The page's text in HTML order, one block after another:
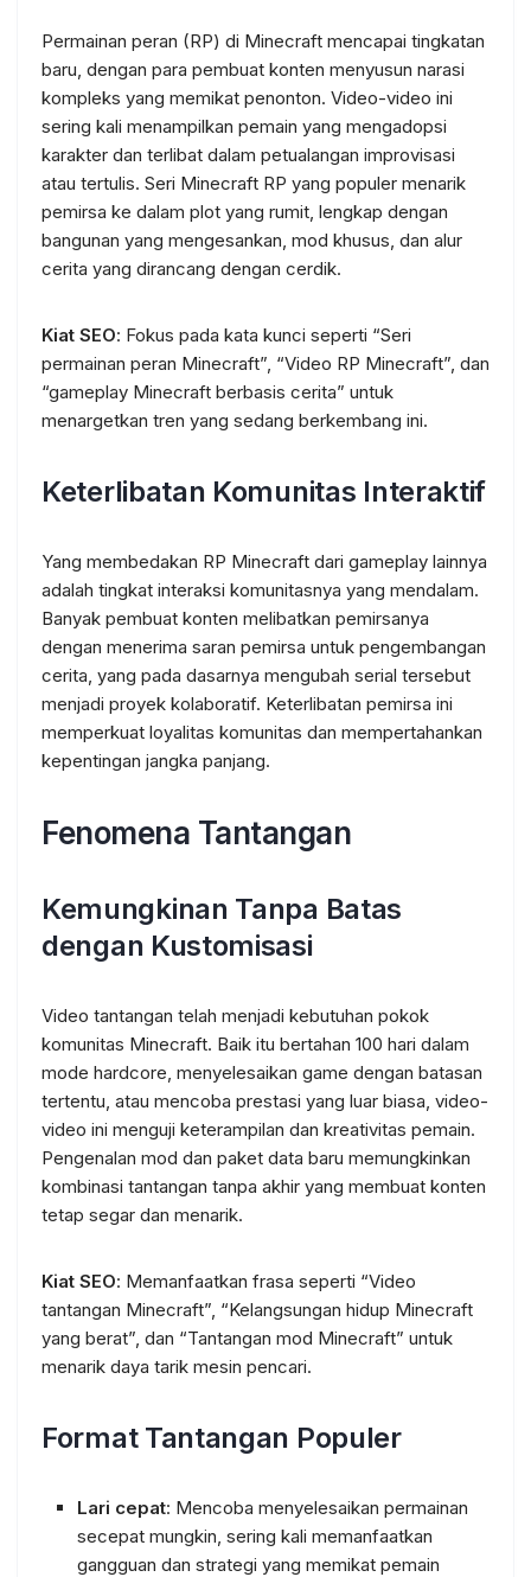
Permainan peran (RP) di Minecraft mencapai tingkatan
baru, dengan para pembuat konten menyusun narasi
kompleks yang memikat penonton. Video-video ini
sering kali menampilkan pemain yang mengadopsi
karakter dan terlibat dalam petualangan improvisasi
atau tertulis. Seri Minecraft RP yang populer menarik
pemirsa ke dalam plot yang rumit, lengkap dengan
bangunan yang mengesankan, mod khusus, dan alur
cerita yang dirancang dengan cerdik.
Kiat SEO: Fokus pada kata kunci seperti “Seri
permainan peran Minecraft”, “Video RP Minecraft”, dan
“gameplay Minecraft berbasis cerita” untuk
menargetkan tren yang sedang berkembang ini.
Keterlibatan Komunitas Interaktif
Yang membedakan RP Minecraft dari gameplay lainnya
adalah tingkat interaksi komunitasnya yang mendalam.
Banyak pembuat konten melibatkan pemirsanya
dengan menerima saran pemirsa untuk pengembangan
cerita, yang pada dasarnya mengubah serial tersebut
menjadi proyek kolaboratif. Keterlibatan pemirsa ini
memperkuat loyalitas komunitas dan mempertahankan
kepentingan jangka panjang.
Fenomena Tantangan
Kemungkinan Tanpa Batas
dengan Kustomisasi
Video tantangan telah menjadi kebutuhan pokok
komunitas Minecraft. Baik itu bertahan 100 hari dalam
mode hardcore, menyelesaikan game dengan batasan
tertentu, atau mencoba prestasi yang luar biasa, video-
video ini menguji keterampilan dan kreativitas pemain.
Pengenalan mod dan paket data baru memungkinkan
kombinasi tantangan tanpa akhir yang membuat konten
tetap segar dan menarik.
Kiat SEO: Memanfaatkan frasa seperti “Video
tantangan Minecraft”, “Kelangsungan hidup Minecraft
yang berat”, dan “Tantangan mod Minecraft” untuk
menarik daya tarik mesin pencari.
Format Tantangan Populer
Lari cepat: Mencoba menyelesaikan permainan
secepat mungkin, sering kali memanfaatkan
gangguan dan strategi yang memikat pemain